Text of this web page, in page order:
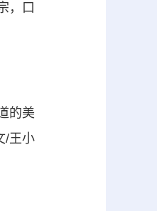
，口
的美
/王小